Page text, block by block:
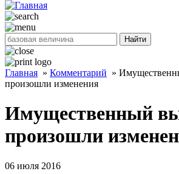
Найти
Главная » Комментарий »
произошли изменения
Имущественный
произошли
06 июля 2016